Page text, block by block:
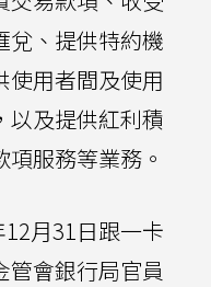
兌、提供特約機
使用者間及使用
以及提供紅利積
服務等業務。
12月31日跟一卡
管會銀行局官員